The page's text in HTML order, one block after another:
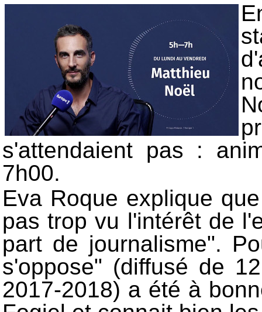
s'attendaient pas :
7h00.
Eva Roque explique
pas trop vu l'intérêt de
part de journalisme".
s'oppose" (diffusé de
2017-2018) a été à